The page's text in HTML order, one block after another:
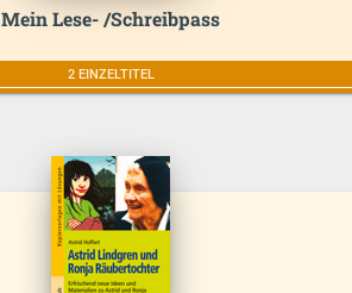
Mein Lese- /Schreibpass
2 EINZELTITEL